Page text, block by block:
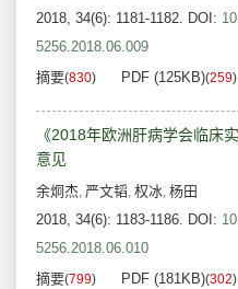
2018, 34(6): 1181-1182. DOI:
5256.2018.06.009
摘要(830) PDF (125KB)(259)
《2018年欧洲肝病学会临床
意见
余炯杰, 严文韬, 权冰, 杨田
2018, 34(6): 1183-1186. DOI:
5256.2018.06.010
摘要(799) PDF (181KB)(302)